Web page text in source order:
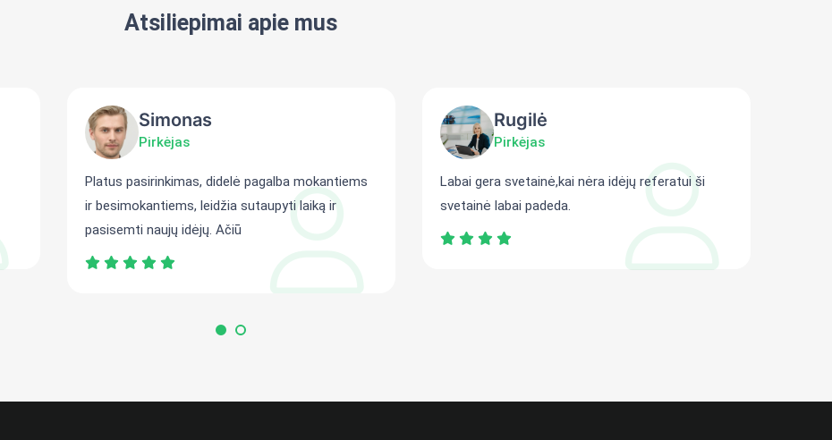
Atsiliepimai apie mus
Simonas
Pirkėjas
Platus pasirinkimas, didelė pagalba mokantiems
ir besimokantiems, leidžia sutaupyti laiką ir
pasisemti naujų idėjų. Ačiū
Rugilė
Pirkėjas
Labai gera svetainė,kai nėra idėjų referatui ši
svetainė labai padeda.